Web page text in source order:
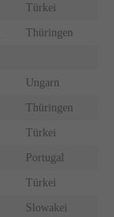
Türkei
Thüringen
Ungarn
Thüringen
Türkei
Portugal
Türkei
Slowakei